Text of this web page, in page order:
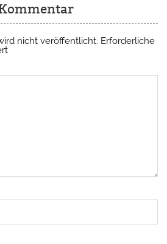
nicht veröffentlicht. Erforderliche